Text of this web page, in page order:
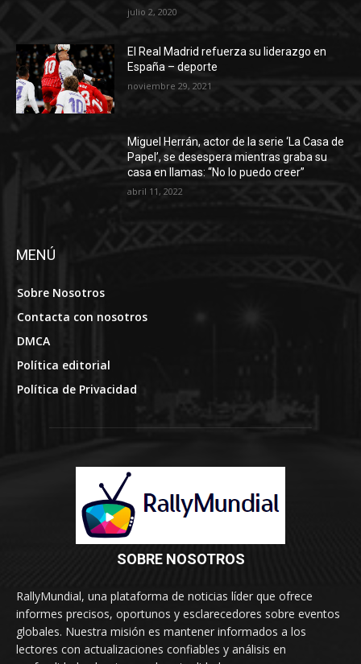
julio 2, 2020
El Real Madrid refuerza su liderazgo en
España – deporte
noviembre 29, 2021
Miguel Herrán, actor de la serie ‘La Casa de
Papel’, se desespera mientras graba su
casa en llamas: “No lo puedo creer”
abril 11, 2022
MENÚ
Sobre Nosotros
Contacta con nosotros
DMCA
Política editorial
Política de Privacidad
SOBRE NOSOTROS
RallyMundial, una plataforma de noticias líder que ofrece
informes precisos, oportunos y esclarecedores sobre eventos
globales. Nuestra misión es mantener informados a los
lectores con actualizaciones confiables y análisis en